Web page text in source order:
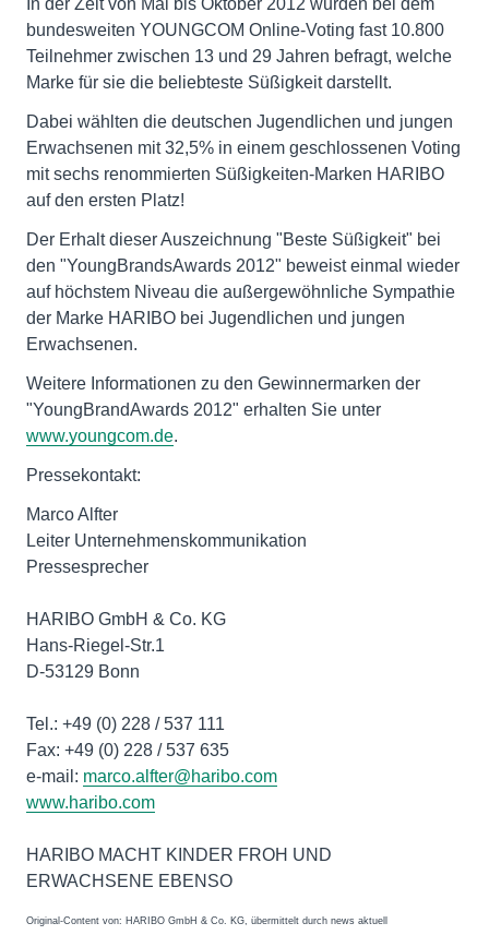
In der Zeit von Mai bis Oktober 2012 wurden bei dem
bundesweiten YOUNGCOM Online-Voting fast 10.800
Teilnehmer zwischen 13 und 29 Jahren befragt, welche
Marke für sie die beliebteste Süßigkeit darstellt.
Dabei wählten die deutschen Jugendlichen und jungen
Erwachsenen mit 32,5% in einem geschlossenen Voting
mit sechs renommierten Süßigkeiten-Marken HARIBO
auf den ersten Platz!
Der Erhalt dieser Auszeichnung "Beste Süßigkeit" bei
den "YoungBrandsAwards 2012" beweist einmal wieder
auf höchstem Niveau die außergewöhnliche Sympathie
der Marke HARIBO bei Jugendlichen und jungen
Erwachsenen.
Weitere Informationen zu den Gewinnermarken der
"YoungBrandAwards 2012" erhalten Sie unter
www.youngcom.de.
Pressekontakt:
Marco Alfter
Leiter Unternehmenskommunikation
Pressesprecher
HARIBO GmbH & Co. KG
Hans-Riegel-Str.1
D-53129 Bonn
Tel.: +49 (0) 228 / 537 111
Fax: +49 (0) 228 / 537 635
e-mail: marco.alfter@haribo.com
www.haribo.com
HARIBO MACHT KINDER FROH UND
ERWACHSENE EBENSO
Original-Content von: HARIBO GmbH & Co. KG, übermittelt durch news aktuell